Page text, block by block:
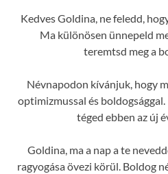
Kedves Goldina, ne feledd,
Ma különösen ünnepeld
teremtsd meg a
Névnapodon kívánjuk, hogy
optimizmussal és
téged ebben az új
Goldina, ma a nap a te
ragyogása övezi körül. Boldog